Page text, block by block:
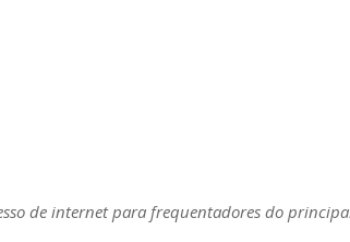
de internet para frequentadores do